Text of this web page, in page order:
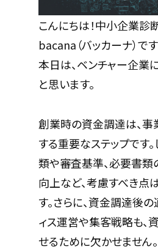
こんにちは！中小企業診
bacana（バッカーナ）です
本日は、ベンチャー企業
と思います。
創業時の資金調達は、
する重要なステップです
類や審査基準、必要書類
向上など、考慮すべき点
す。さらに、資金調達後
ィス運営や集客戦略も、
せるために欠かせません